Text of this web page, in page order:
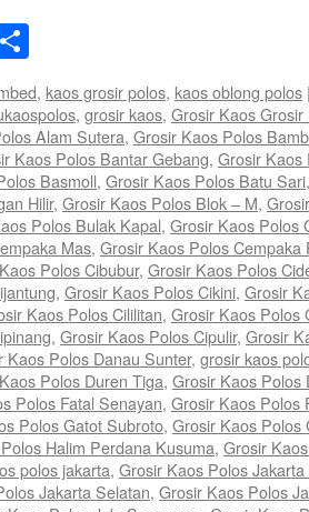
, kaos grosir polos, kaos oblong polos
, grosir kaos, Grosir Kaos
Alam Sutera, Grosir Kaos Polos
Kaos Polos Bantar Gebang, Grosir Kaos
Basmoll, Grosir Kaos Polos Batu Sari
Hilir, Grosir Kaos Polos Blok – M,
Polos Bulak Kapal, Grosir Kaos Polos
Mas, Grosir Kaos Polos Cempaka
Polos Cibubur, Grosir Kaos Polos
, Grosir Kaos Polos Cikini, Grosir
Kaos Polos Cililitan, Grosir Kaos Polos
, Grosir Kaos Polos Cipulir, Grosir
Kaos Polos Danau Sunter, grosir kaos
Polos Duren Tiga, Grosir Kaos Polos
Polos Fatal Senayan, Grosir Kaos Polos
Polos Gatot Subroto, Grosir Kaos Polos
Halim Perdana Kusuma, Grosir
polos jakarta, Grosir Kaos Polos
Jakarta Selatan, Grosir Kaos Polos